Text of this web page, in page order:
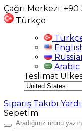
Çağrı Merkezi: +90
Türkçe
Arabic
Teslimat
Sipariş Takibi
Sepetim